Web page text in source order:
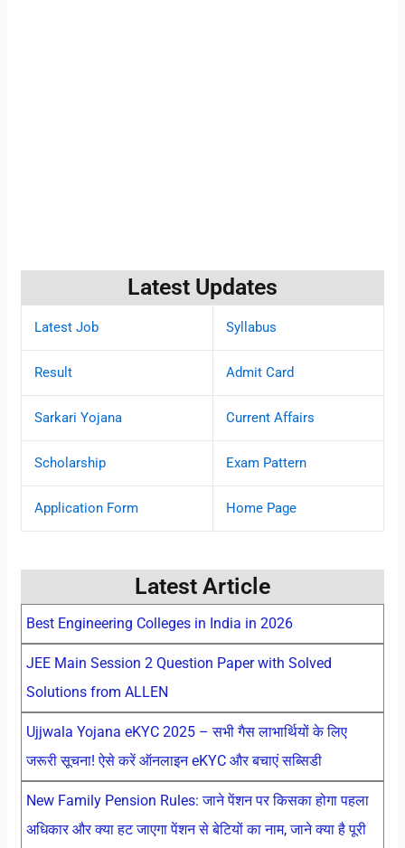
Latest Updates
Latest Job Syllabus
Result Admit Card
Sarkari Yojana Current Affairs
Scholarship Exam Pattern
Application Form Home Page
Latest Article
Best Engineering Colleges in India in 2026
JEE Main Session 2 Question Paper with Solved
Solutions from ALLEN
Ujjwala Yojana eKYC 2025 – सभी गैस लाभार्थियों के लिए
जरूरी सूचना! ऐसे करें ऑनलाइन eKYC और बचाएं सब्सिडी
New Family Pension Rules: जाने पेंशन पर किसका होगा पहला
अधिकार और क्या हट जाएगा पेंशन से बेटियों का नाम, जाने क्या है पूरी